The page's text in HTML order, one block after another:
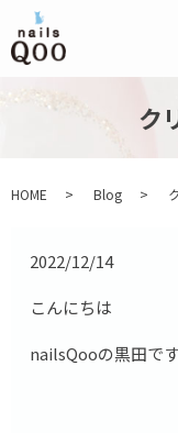
ク
HOME Blog
2022/12/14
こんにちは
nailsQooの黒田で